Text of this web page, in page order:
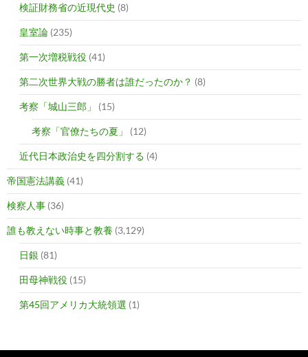
検証財務省の近現代史 (8)
皇室論 (235)
第一次増税戦役 (41)
第二次世界大戦の勝者は誰だったのか？ (8)
考察「城山三郎」 (15)
考察「官僚たちの夏」 (12)
近代日本政治史を四分割する (4)
帝国憲法講義 (41)
検察人事 (36)
誰も教えない時事と教養 (3,129)
日銀 (81)
田母神戦役 (15)
第45回アメリカ大統領選 (1)